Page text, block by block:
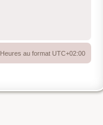
Heures au format UTC+02:00